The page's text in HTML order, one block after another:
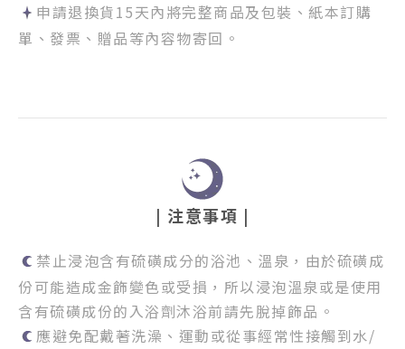
申請退換貨15天內將完整商品及包裝、紙本訂購
單、發票、贈品等內容物寄回。
| 注意事項 |
禁止浸泡含有硫磺成分的浴池、溫泉，由於硫磺成
份可能造成金飾變色或受損，所以浸泡溫泉或是使用
含有硫磺成份的入浴劑沐浴前請先脫掉飾品。
應避免配戴著洗澡、運動或從事經常性接觸到水/